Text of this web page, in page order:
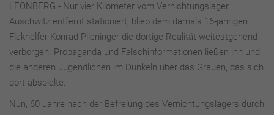
LEONBERG - Nur vier Kilometer vom Vernichtungslager
Auschwitz entfernt stationiert, blieb dem damals 16-jährigen
Flakhelfer Konrad Plieninger die dortige Realität weitestgehend
verborgen. Propaganda und Falschinformationen ließen ihn und
die anderen Jugendlichen im Dunkeln über das Grauen, das sich
dort abspielte.
Nun, 60 Jahre nach der Befreiung des Vernichtungslagers durch